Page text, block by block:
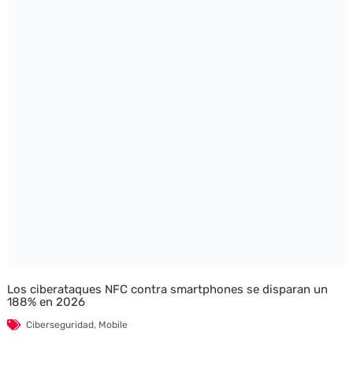
Los ciberataques NFC contra smartphones se disparan un
188% en 2026
Ciberseguridad, Mobile